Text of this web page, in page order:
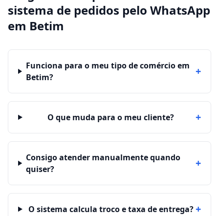
sistema de pedidos pelo WhatsApp
em Betim
Funciona para o meu tipo de comércio em
Betim?
+
O que muda para o meu cliente? +
Consigo atender manualmente quando
quiser?
+
O sistema calcula troco e taxa de entrega?+